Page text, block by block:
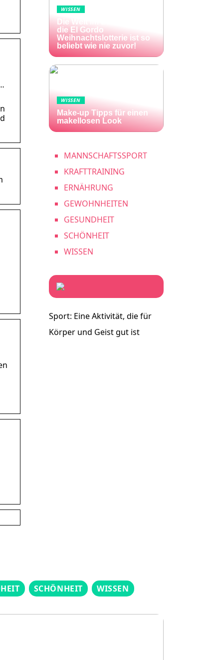
WISSEN
Die Welt im Lotto-Fieber –
die El Gordo
Weihnachtslotterie ist so
beliebt wie nie zuvor!
WISSEN
Make-up Tipps für einen
makellosen Look
MANNSCHAFTSSPORT
KRAFTTRAINING
ERNÄHRUNG
GEWOHNHEITEN
GESUNDHEIT
SCHÖNHEIT
WISSEN
Sport: Eine Aktivität, die für
Körper und Geist gut ist
SCHÖNHEIT WISSEN